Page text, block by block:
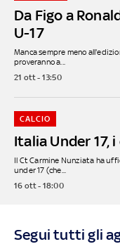
Da Figo a
U-17
Manca sempre meno
proveranno a...
21 ott - 13:50
Italia Under 17,
CALCIO
Il Ct Carmine Nunziata ha
under 17 (che...
16 ott - 18:00
Segui tutti gli